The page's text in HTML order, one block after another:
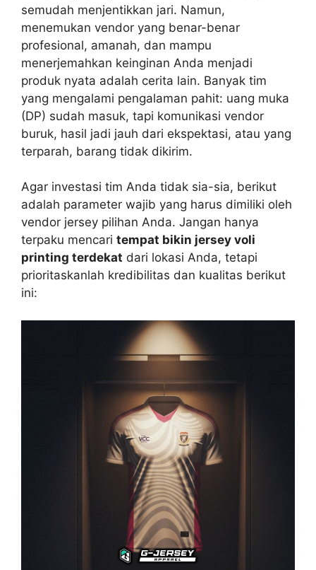
semudah menjentikkan jari. Namun,
menemukan vendor yang benar-benar
profesional, amanah, dan mampu
menerjemahkan keinginan Anda menjadi
produk nyata adalah cerita lain. Banyak tim
yang mengalami pengalaman pahit: uang muka
(DP) sudah masuk, tapi komunikasi vendor
buruk, hasil jadi jauh dari ekspektasi, atau yang
terparah, barang tidak dikirim.
Agar investasi tim Anda tidak sia-sia, berikut
adalah parameter wajib yang harus dimiliki oleh
vendor jersey pilihan Anda. Jangan hanya
terpaku mencari tempat bikin jersey voli
printing terdekat dari lokasi Anda, tetapi
prioritaskanlah kredibilitas dan kualitas berikut
ini: